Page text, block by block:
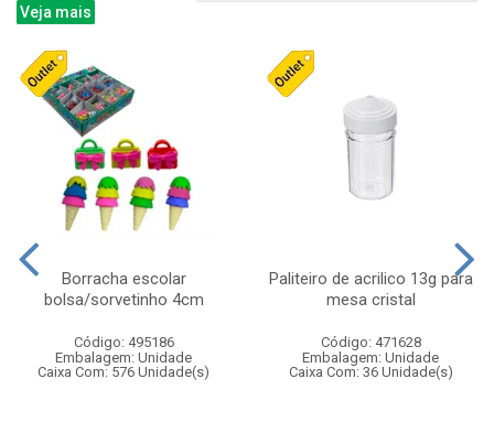
Veja mais
Borracha escolar
bolsa/sorvetinho 4cm
Código: 495186
Embalagem: Unidade
Caixa Com: 576 Unidade(s)
Paliteiro de acrilico 13g para
mesa cristal
Código: 471628
Embalagem: Unidade
Caixa Com: 36 Unidade(s)